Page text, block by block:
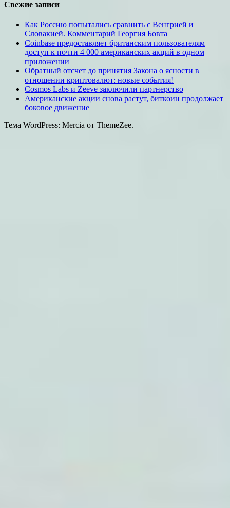
Свежие записи
Как Россию попытались сравнить с Венгрией и
Словакией. Комментарий Георгия Бовта
Coinbase предоставляет британским пользователям
доступ к почти 4 000 американских акций в одном
приложении
Обратный отсчет до принятия Закона о ясности в
отношении криптовалют: новые события!
Cosmos Labs и Zeeve заключили партнерство
Американские акции снова растут, биткоин продолжает
боковое движение
Тема WordPress: Mercia от ThemeZee.